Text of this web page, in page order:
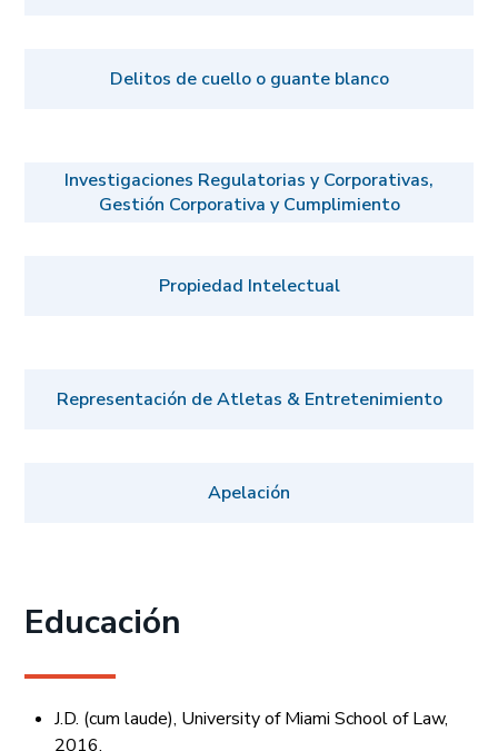
Delitos de cuello o guante blanco
Investigaciones Regulatorias y Corporativas,
Gestión Corporativa y Cumplimiento
Propiedad Intelectual
Representación de Atletas & Entretenimiento
Apelación
Educación
J.D. (cum laude), University of Miami School of Law,
2016.